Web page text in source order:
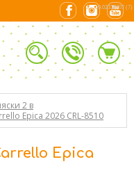
2 в
Epica 2026 CRL-8510
Epica
0.02329707 (7)